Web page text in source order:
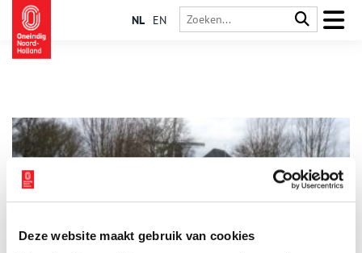
Deze website maakt gebruik van cookies
NL EN